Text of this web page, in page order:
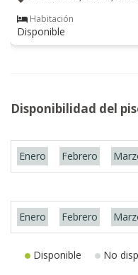
Habitación
Disponible
Disponibilidad del
Enero Febrero
Enero Febrero
Disponible No